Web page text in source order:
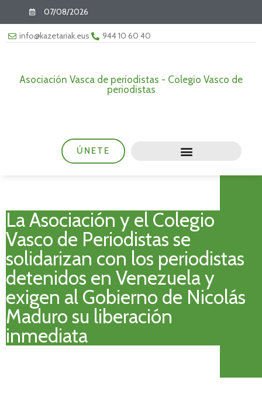
07/08/2026
info@kazetariak.eus 944 10 60 40
Asociación Vasca de periodistas - Colegio Vasco de
periodistas
ÚNETE
La Asociación y el Colegio
Vasco de Periodistas se
solidarizan con los periodistas
detenidos en Venezuela y
exigen al Gobierno de Nicolás
Maduro su liberación
inmediata